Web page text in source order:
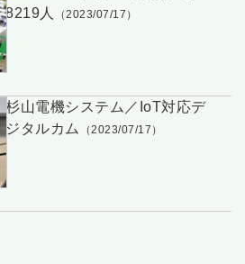
8219人
（2023/07/17）
杉山電機システム／IoT対応デ
ジタルカム
（2023/07/17）